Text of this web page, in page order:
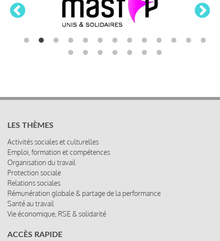
LES THÈMES
Activités sociales et culturelles
Emploi, formation et compétences
Organisation du travail
Protection sociale
Relations sociales
Rémunération globale & partage de la performance
Santé au travail
Vie économique, RSE & solidarité
ACCÈS RAPIDE